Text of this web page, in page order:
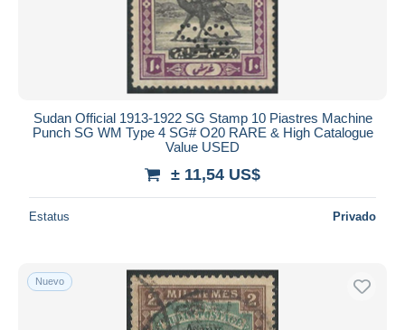
Todas las duraciones
Cerrando dentro
De US$
Envío gratis
Métodos de pago
Sudan Official 1913-1922 SG Stamp 10 Piastres Machine
Punch SG WM Type 4 SG# O20 RARE & High Catalogue
Value USED
± 11,54 US$
Estatus Privado
Nuevo